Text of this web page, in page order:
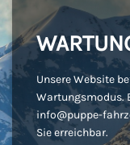
Unsere Website
Wartungsmodus.
info@puppe-
Sie erreichbar.